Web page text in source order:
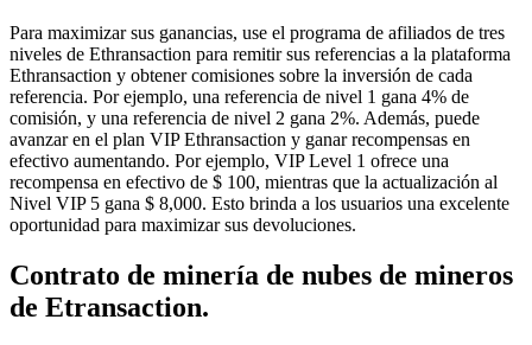
Para maximizar sus ganancias, use el programa de afiliados de tres
niveles de Ethransaction para remitir sus referencias a la plataforma
Ethransaction y obtener comisiones sobre la inversión de cada
referencia. Por ejemplo, una referencia de nivel 1 gana 4% de
comisión, y una referencia de nivel 2 gana 2%. Además, puede
avanzar en el plan VIP Ethransaction y ganar recompensas en
efectivo aumentando. Por ejemplo, VIP Level 1 ofrece una
recompensa en efectivo de $ 100, mientras que la actualización al
Nivel VIP 5 gana $ 8,000. Esto brinda a los usuarios una excelente
oportunidad para maximizar sus devoluciones.
Contrato de minería de nubes de mineros
de Etransaction.